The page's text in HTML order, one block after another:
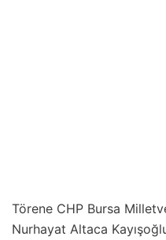
Törene CHP Bursa
Nurhayat Altaca